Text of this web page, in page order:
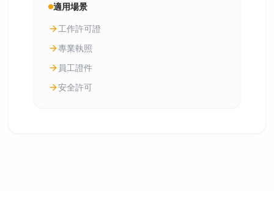
適用場景
工作許可證
專業執照
員工證件
安全許可